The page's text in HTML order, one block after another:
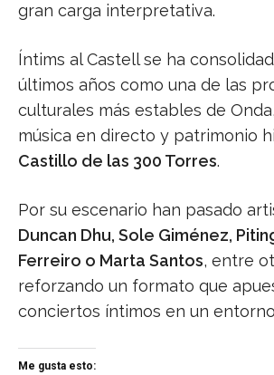
gran carga interpretativa.
Íntims al Castell se ha
últimos años como una de las
culturales más estables de
música en directo y patrimonio
Castillo de las 300 Torres.
Por su escenario han pasado
Duncan Dhu, Sole Giménez,
Ferreiro o Marta Santos, entre
reforzando un formato que
conciertos íntimos en un
Me gusta esto: